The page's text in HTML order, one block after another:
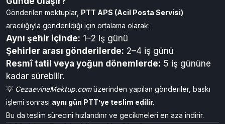
⏰Cezaevine Gönderilen Online Mektuplar Kaç
Günde Ulaşır?
Gönderilen mektuplar,PTT APS (Acil Posta Servisi)
aracılığıyla gönderildiği için ortalama olarak:
Aynı şehir içinde:1–2 iş günü
Şehirler arası gönderilerde:2–4 iş günü
Resmî tatil veya yoğun dönemlerde:5 iş gününe